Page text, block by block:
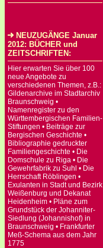
NEUZUGÄNGE Januar
2012: BÜCHER und
ZEITSCHRIFTEN:
Hier erwarten Sie über 100
neue Angebote zu
verschiedenen Themen, z.B.:
Gildenarchive im Stadtarchiv
Braunschweig •
Namenregister zu den
Württembergischen Familien-
Stiftungen • Beiträge zur
Bergischen Geschichte •
Bibliographie gedruckter
Familiengeschichte • Die
Domschule zu Riga • Die
Gewehrfabrik zu Suhl • Die
Herrschaft Röblingen •
Exulanten in Stadt und Bezirk
Weißenburg und Dekanat
Heidenheim • Pläne zum
Grundstück der Johanniter-
Siedlung (Johannishof) in
Braunschweig • Frankfurter
Meß-Schema aus dem Jahr
1775